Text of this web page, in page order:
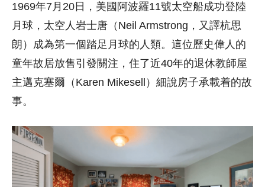
1969年7月20日，美國阿波羅11號太空船成功登陸
月球，太空人岩士唐（Neil Armstrong，又譯杭思
朗）成為第一個踏足月球的人類。這位歷史偉人的
童年故居放售引發關注，住了近40年的退休教師屋
主邁克塞爾（Karen Mikesell）細說房子承載着的故
事。